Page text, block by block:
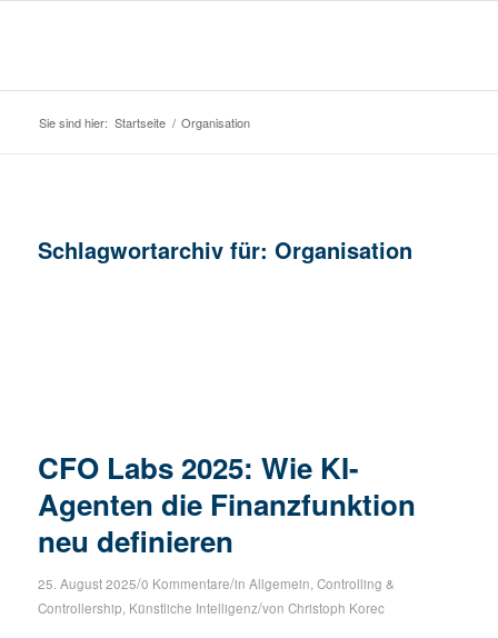
Sie sind hier: Startseite / Organisation
Schlagwortarchiv für: Organisation
CFO Labs 2025: Wie KI-
Agenten die Finanzfunktion
neu definieren
25. August 2025/0 Kommentare/in Allgemein Controlling &
Controllership Künstliche Intelligenz/von Christoph Korec